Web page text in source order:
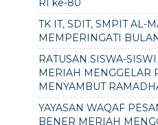
RI ke-80
TK IT, SDIT, SMPIT AL-
MEMPERINGATI
RATUSAN SISWA-
MERIAH MENGGELAR
MENYAMBUT
YAYASAN WAQAF
BENER MERIAH